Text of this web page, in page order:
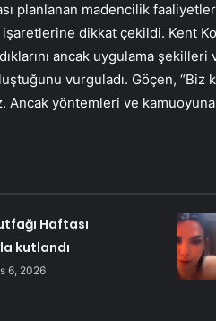
planlanan madencilik
dikkat çekildi. Kent
ancak uygulama
vurguladı. Göçen,
Ancak yöntemleri ve
Haftası
kutlandı
6, 2026